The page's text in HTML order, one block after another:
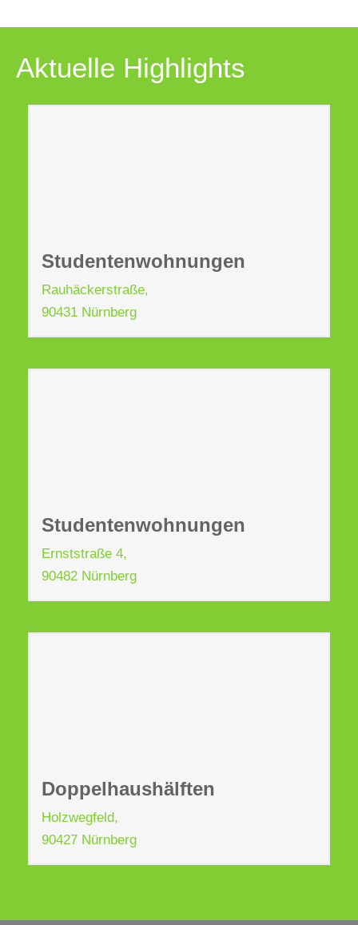
Aktuelle Highlights
Studentenwohnungen
Rauhäckerstraße,
90431 Nürnberg
Studentenwohnungen
Ernststraße 4,
90482 Nürnberg
Doppelhaushälften
Holzwegfeld,
90427 Nürnberg